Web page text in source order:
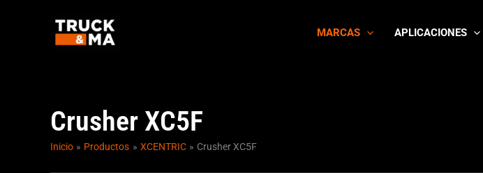
MARCAS APLICACIONES
Crusher XC5F
Inicio Productos XCENTRIC Crusher XC5F